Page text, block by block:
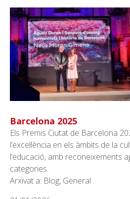
Barcelona 2025
Els Premis Ciutat de Barcelona
l’excel·lència en els àmbits de la
l’educació, amb reconeixements
categories.
Arxivat a: Blog, General